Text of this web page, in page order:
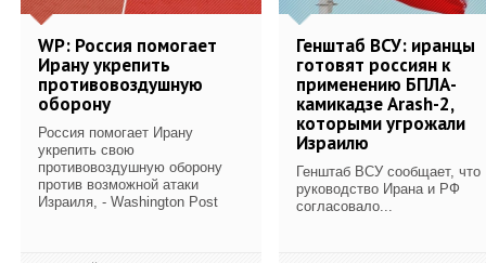
WP: Россия помогает
Ирану укрепить
противовоздушную
оборону
Россия помогает Ирану
укрепить свою
противовоздушную оборону
против возможной атаки
Израиля, - Washington Post
Генштаб ВСУ: иранцы
готовят россиян к
применению БПЛА-
камикадзе Arash-2,
которыми угрожали
Израилю
Генштаб ВСУ сообщает, что
руководство Ирана и РФ
согласовало...